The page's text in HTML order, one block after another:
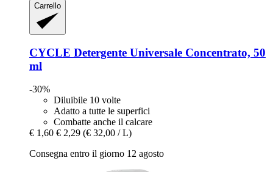
Carrello
CYCLE Detergente Universale Concentrato, 50
ml
-30%
Diluibile 10 volte
Adatto a tutte le superfici
Combatte anche il calcare
€ 1,60 € 2,29 (€ 32,00 / L)
Consegna entro il giorno 12 agosto